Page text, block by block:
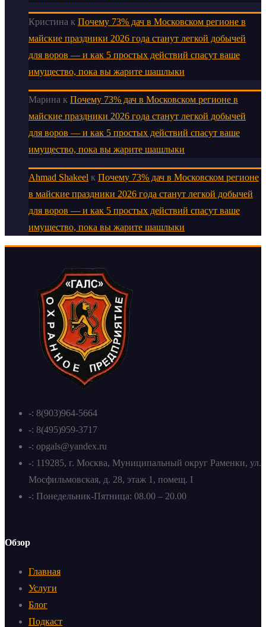
Кристина к Почему 73% дач в Московском регионе в
майские праздники 2026 года станут легкой добычей
для воров — и как 5 простых действий спасут ваше
имущество, пока вы жарите шашлыки
Марина к Почему 73% дач в Московском регионе в
майские праздники 2026 года станут легкой добычей
для воров — и как 5 простых действий спасут ваше
имущество, пока вы жарите шашлыки
Ahmad Shakeel к Почему 73% дач в Московском регионе
в майские праздники 2026 года станут легкой добычей
для воров — и как 5 простых действий спасут ваше
имущество, пока вы жарите шашлыки
-: 8(903)964-5664
-: 8(495)959-3717
-: opgals@yandex.ru
-: 119285, г. Москва, Муниципальный округ Раменки, ул.
Мосфильмовская, д. 28, этаж 1, помещ. I
-: Понедельник-Пятница: 08.00 – 20.00
Обзор
Главная
Услуги
Блог
Подкаст